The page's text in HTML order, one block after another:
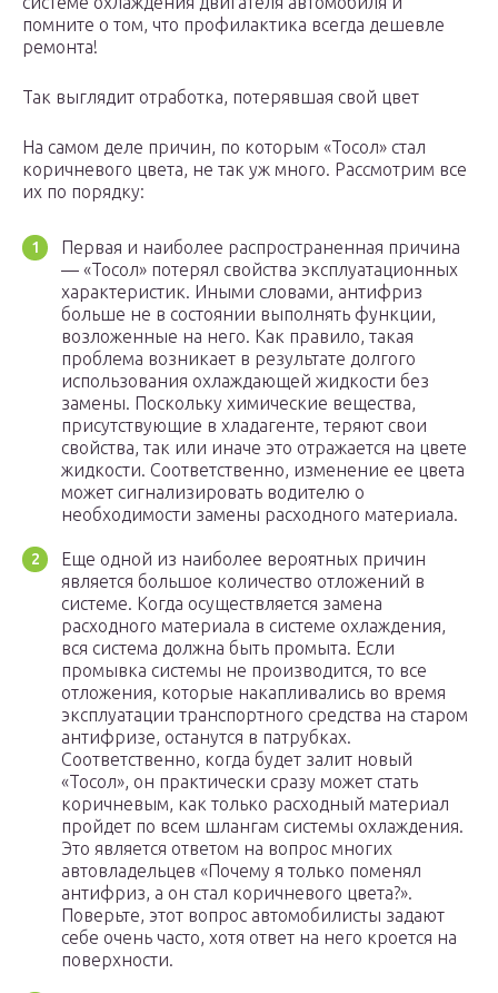
помните о том, что профилактика всегда дешевле
ремонта!
Так выглядит отработка, потерявшая свой цвет
На самом деле причин, по которым «Тосол» стал
коричневого цвета, не так уж много. Рассмотрим все
их по порядку:
Первая и наиболее распространенная причина
— «Тосол» потерял свойства эксплуатационных
характеристик. Иными словами, антифриз
больше не в состоянии выполнять функции,
возложенные на него. Как правило, такая
проблема возникает в результате долгого
использования охлаждающей жидкости без
замены. Поскольку химические вещества,
присутствующие в хладагенте, теряют свои
свойства, так или иначе это отражается на цвете
жидкости. Соответственно, изменение ее цвета
может сигнализировать водителю о
необходимости замены расходного материала.
Еще одной из наиболее вероятных причин
является большое количество отложений в
системе. Когда осуществляется замена
расходного материала в системе охлаждения,
вся система должна быть промыта. Если
промывка системы не производится, то все
отложения, которые накапливались во время
эксплуатации транспортного средства на старом
антифризе, останутся в патрубках.
Соответственно, когда будет залит новый
«Тосол», он практически сразу может стать
коричневым, как только расходный материал
пройдет по всем шлангам системы охлаждения.
Это является ответом на вопрос многих
автовладельцев «Почему я только поменял
антифриз, а он стал коричневого цвета?».
Поверьте, этот вопрос автомобилисты задают
себе очень часто, хотя ответ на него кроется на
поверхности.